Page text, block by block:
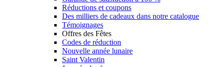
Réductions et coupons
Des milliers de cadeaux dans notre catalogue
Témoignages
Offres des Fêtes
Codes de réduction
Nouvelle année lunaire
Saint Valentin